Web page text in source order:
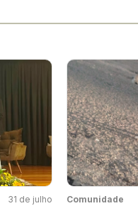
31 de julho Comunidade